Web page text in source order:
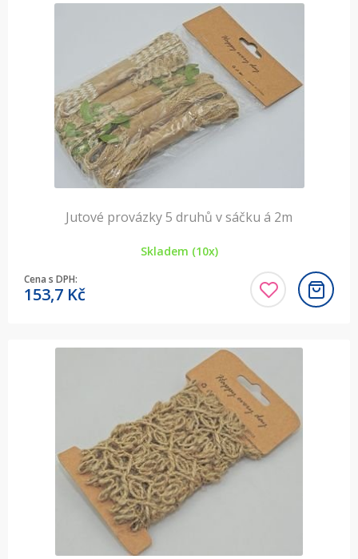
Jutové provázky 5 druhů v sáčku á 2m
Skladem (10x)
Cena s DPH:
153,7 Kč